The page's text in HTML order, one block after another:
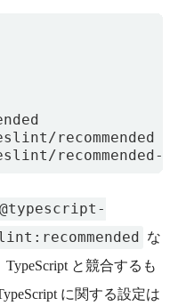
recommended
な
と競合するも
に関する設定は